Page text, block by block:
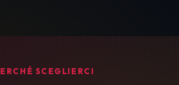
SCEGLIERCI